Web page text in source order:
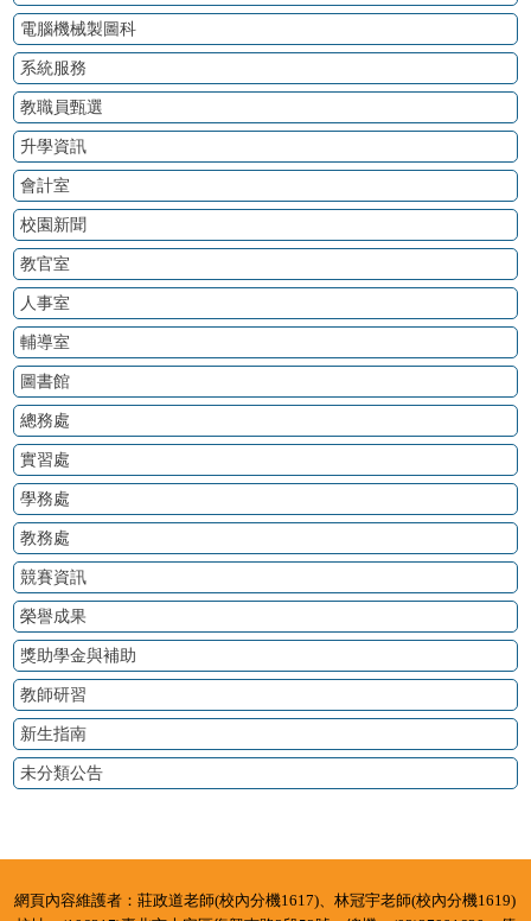
電腦機械製圖科
系統服務
教職員甄選
升學資訊
會計室
校園新聞
教官室
人事室
輔導室
圖書館
總務處
實習處
學務處
教務處
競賽資訊
榮譽成果
獎助學金與補助
教師研習
新生指南
未分類公告
網頁內容維護者：莊政道老師(校內分機1617)、林冠宇老師(校內分機1619)